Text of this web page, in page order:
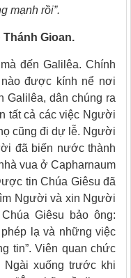
mạnh rồi”.
Gioan.
đến Galilêa. Chính
được kính nể nơi
Galilêa, dân chúng ra
tất cả các việc Người
cũng đi dự lễ. Người
đã biến nước thành
vua ở Capharnaum
tin Chúa Giêsu đã
Người và xin Người
Giêsu bảo ông:
lạ và những việc
tin”. Viên quan chức
xuống trước khi